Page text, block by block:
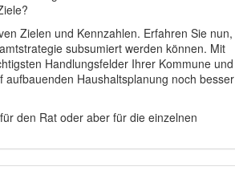
Zielen und Kennzahlen. Erfahren Sie nun,
subsumiert werden können. Mit
Handlungsfelder Ihrer Kommune und
Haushaltsplanung noch besser
den Rat oder aber für die einzelnen